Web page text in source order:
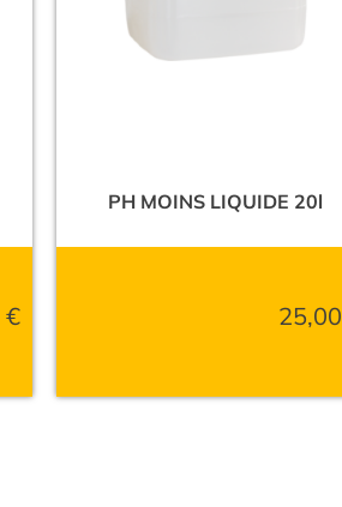
€
PH MOINS LIQUIDE 20l
25,00